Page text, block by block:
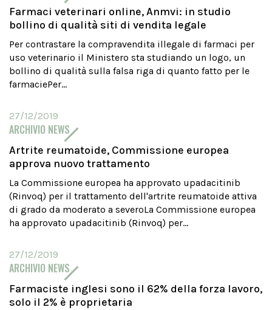
Farmaci veterinari online, Anmvi: in studio
bollino di qualità siti di vendita legale
Per contrastare la compravendita illegale di farmaci per
uso veterinario il Ministero sta studiando un logo, un
bollino di qualità sulla falsa riga di quanto fatto per le
farmaciePer...
27/12/2019
ARCHIVIO NEWS
Artrite reumatoide, Commissione europea
approva nuovo trattamento
La Commissione europea ha approvato upadacitinib
(Rinvoq) per il trattamento dell'artrite reumatoide attiva
di grado da moderato a severoLa Commissione europea
ha approvato upadacitinib (Rinvoq) per...
27/12/2019
ARCHIVIO NEWS
Farmaciste inglesi sono il 62% della forza lavoro,
solo il 2% è proprietaria